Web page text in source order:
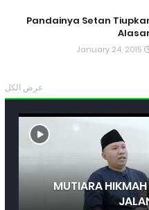
Pandainya Setan
January 24, 2015
عرض الكل
MUTIARA